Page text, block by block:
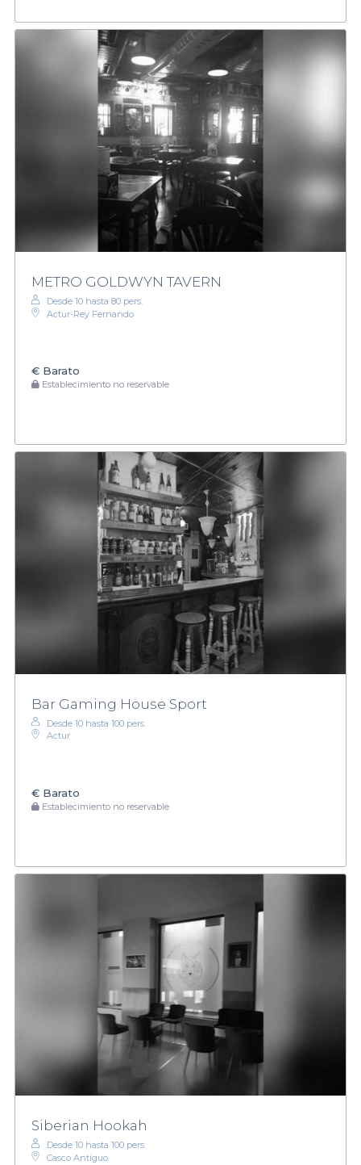
METRO GOLDWYN TAVERN
Desde 10 hasta 80 pers.
Actur-Rey Fernando
€ Barato
Establecimiento no reservable
Bar Gaming House Sport
Desde 10 hasta 100 pers.
Actur
€ Barato
Establecimiento no reservable
Siberian Hookah
Desde 10 hasta 100 pers.
Casco Antiguo